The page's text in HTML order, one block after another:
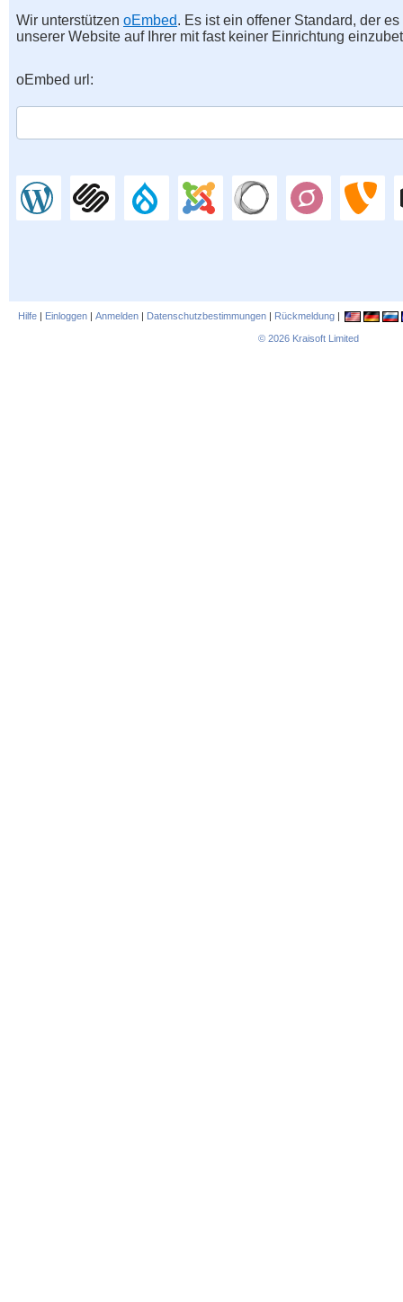
Wir unterstützen oEmbed. Es ist ein offener Standard, der
unserer Website auf Ihrer mit fast keiner Einrichtung
oEmbed url:
Hilfe | Einloggen | Anmelden | Datenschutzbestimmungen | Rückmeldung |
© 2026 Kraisoft Limited